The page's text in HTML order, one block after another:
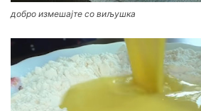
добро измешајте со виљушка